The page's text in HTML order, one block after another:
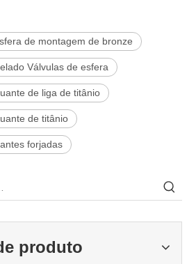
de montagem de bronze
Válvulas de esfera
de liga de titânio
de titânio
forjadas
produto
de esfera de alta temperatura em aço